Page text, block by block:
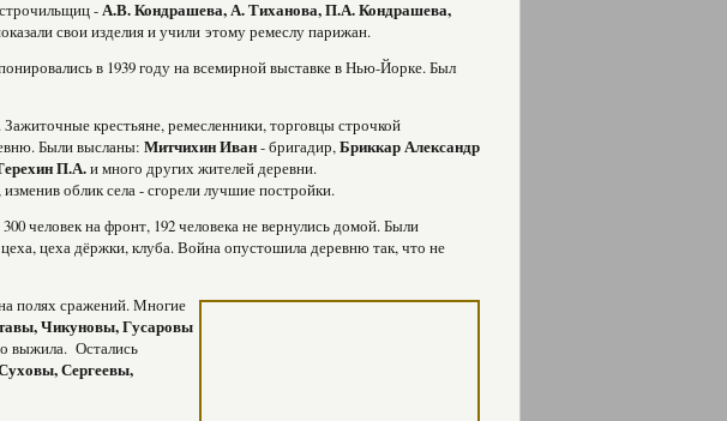
-А.В. Кондрашева, А. Тиханова, П.А. Кондрашева,
свои изделия и учили этому ремеслу парижан.
в 1939 году на всемирной выставке в Нью-Йорке. Был
крестьяне, ремесленники, торговцы строчкой
Были высланы: Митчихин Иван- бригадир,Бриккар Александр
П.А.и много других жителей деревни.
облик села - сгорели лучшие постройки.
человек на фронт, 192 человека не вернулись домой. Были
цеха дёржки, клуба. Война опустошила деревню так, что не
полях сражений. Многие
Чикуновы, Гусаровы
выжила. Остались
Сергеевы,